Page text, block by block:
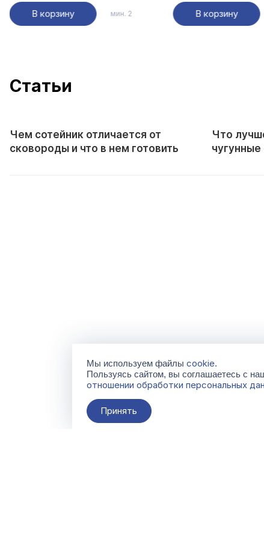
В корзину мин. 2 В корзину
Cтатьи
Чем сотейник отличается от
сковороды и что в нем готовить
Что
Мы используем файлы cookie.
Пользуясь сайтом, вы соглашаетесь с
отношении обработки персональных
Принять